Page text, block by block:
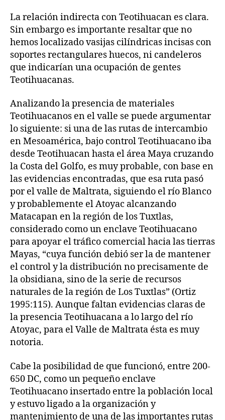
La relación indirecta con Teotihuacan es clara.
Sin embargo es importante resaltar que no
hemos localizado vasijas cilíndricas incisas con
soportes rectangulares huecos, ni candeleros
que indicarían una ocupación de gentes
Teotihuacanas.
Analizando la presencia de materiales
Teotihuacanos en el valle se puede argumentar
lo siguiente: si una de las rutas de intercambio
en Mesoamérica, bajo control Teotihuacano iba
desde Teotihuacan hasta el área Maya cruzando
la Costa del Golfo, es muy probable, con base en
las evidencias encontradas, que esa ruta pasó
por el valle de Maltrata, siguiendo el río Blanco
y probablemente el Atoyac alcanzando
Matacapan en la región de los Tuxtlas,
considerado como un enclave Teotihuacano
para apoyar el tráfico comercial hacia las tierras
Mayas, “cuya función debió ser la de mantener
el control y la distribución no precisamente de
la obsidiana, sino de la serie de recursos
naturales de la región de Los Tuxtlas” (Ortiz
1995:115). Aunque faltan evidencias claras de
la presencia Teotihuacana a lo largo del río
Atoyac, para el Valle de Maltrata ésta es muy
notoria.
Cabe la posibilidad de que funcionó, entre 200-
650 DC, como un pequeño enclave
Teotihuacano insertado entre la población local
y estuvo ligado a la organización y
mantenimiento de una de las importantes rutas